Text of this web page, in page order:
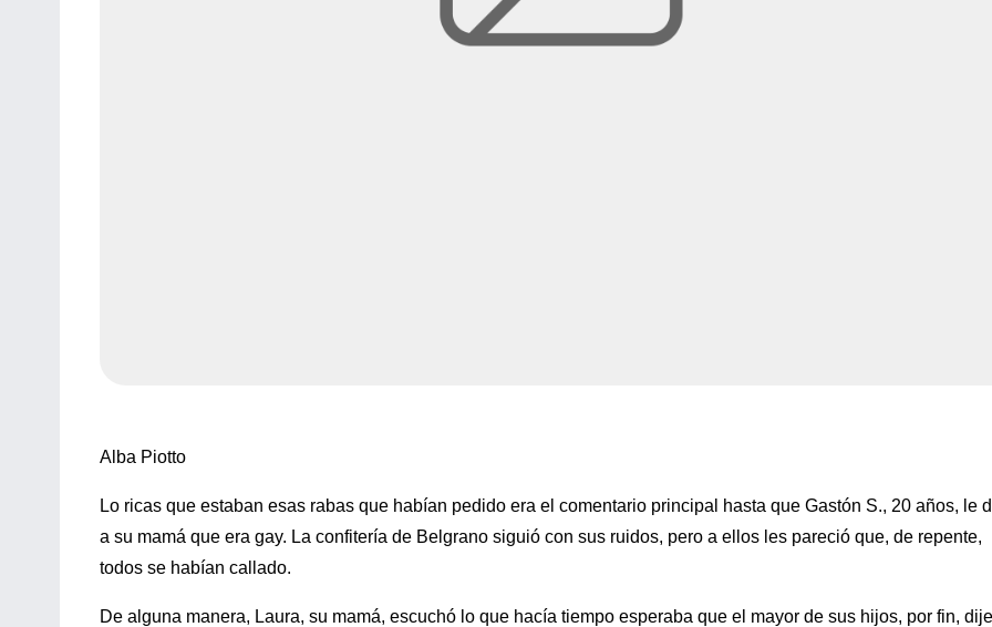
Alba Piotto
Lo ricas que estaban esas rabas que habían pedido era el comentario principal hasta que Gastón S., 20 años, le
a su mamá que era gay. La confitería de Belgrano siguió con sus ruidos, pero a ellos les pareció que, de repente,
todos se habían callado.
De alguna manera, Laura, su mamá, escuchó lo que hacía tiempo esperaba que el mayor de sus hijos, por fin,